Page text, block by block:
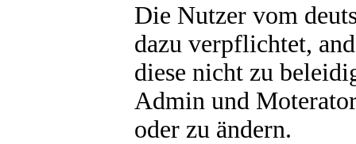
Die Nutzer vom
dazu verpflichtet,
diese nicht zu
Admin und
oder zu ändern.